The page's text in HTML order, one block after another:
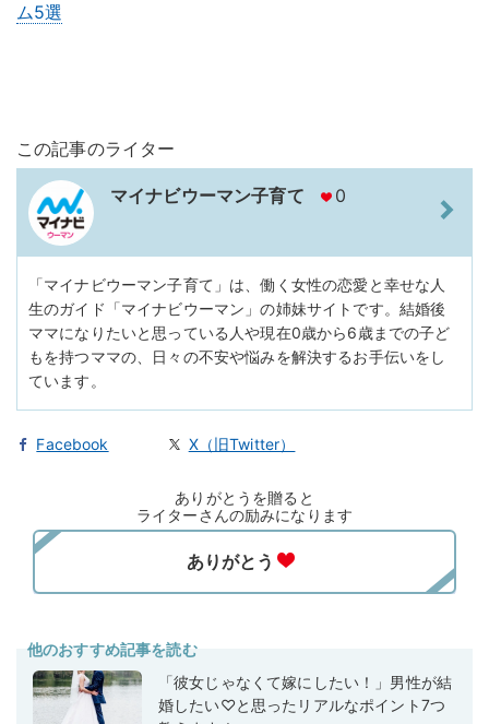
ム5選
この記事のライター
マイナビウーマン子育て 0
「マイナビウーマン子育て」は、働く女性の恋愛と幸せな人
生のガイド「マイナビウーマン」の姉妹サイトです。結婚後
ママになりたいと思っている人や現在0歳から6歳までの子ど
もを持つママの、日々の不安や悩みを解決するお手伝いをし
ています。
Facebook X（旧Twitter）
ありがとうを贈ると
ライターさんの励みになります
他のおすすめ記事を読む
「彼女じゃなくて嫁にしたい！」男性が結
婚したい♡と思ったリアルなポイント7つ